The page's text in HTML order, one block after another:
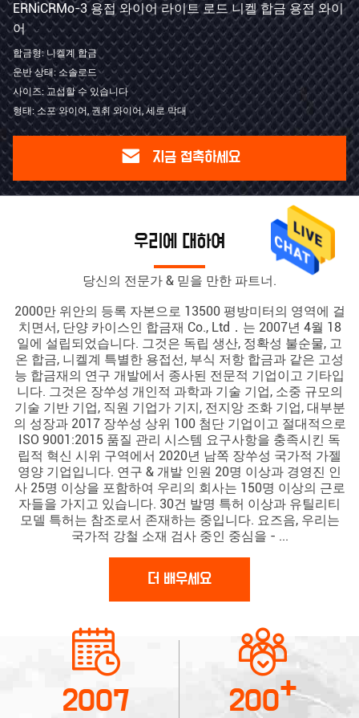
ERNiCRMo-3 용접 와이어 라이트 로드 니켈 합금 용접 와이
어
합금형: 니켈계 합금
운반 상태: 소솔로드
사이즈: 교섭할 수 있습니다
형태: 소포 와이어, 권취 와이어, 세로 막대
지금 접촉하세요
우리에 대하여
당신의 전문가 & 믿을 만한 파트너.
2000만 위안의 등록 자본으로 13500 평방미터의 영역에 걸
치면서, 단양 카이스인 합금재 Co., Ltd．는 2007년 4월 18
일에 설립되었습니다. 그것은 독립 생산, 정확성 불순물, 고
온 합금, 니켈계 특별한 용접선, 부식 저항 합금과 같은 고성
능 합금재의 연구 개발에서 종사된 전문적 기업이고 기타입
니다. 그것은 장쑤성 개인적 과학과 기술 기업, 소중 규모의
기술 기반 기업, 직원 기업가 기지, 전지앙 조화 기업, 대부분
의 성장과 2017 장쑤성 상위 100 첨단 기업이고 절대적으로
ISO 9001:2015 품질 관리 시스템 요구사항을 충족시킨 독
립적 혁신 시위 구역에서 2020년 남쪽 장쑤성 국가적 가젤
영양 기업입니다. 연구 & 개발 인원 20명 이상과 경영진 인
사 25명 이상을 포함하여 우리의 회사는 150명 이상의 근로
자들을 가지고 있습니다. 30건 발명 특허 이상과 유틸리티
모델 특허는 참조로서 존재하는 중입니다. 요즈음, 우리는
국가적 강철 소재 검사 중인 중심을 - ...
더 배우세요
2007 200+